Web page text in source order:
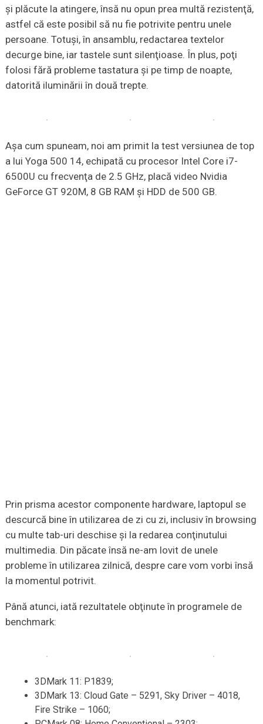
şi plăcute la atingere, însă nu opun prea multă rezistenţă,
astfel că este posibil să nu fie potrivite pentru unele
persoane. Totuşi, în ansamblu, redactarea textelor
decurge bine, iar tastele sunt silenţioase. În plus, poţi
folosi fără probleme tastatura şi pe timp de noapte,
datorită iluminării în două trepte.
Aşa cum spuneam, noi am primit la test versiunea de top
a lui Yoga 500 14, echipată cu procesor Intel Core i7-
6500U cu frecvenţa de 2.5 GHz, placă video Nvidia
GeForce GT 920M, 8 GB RAM şi HDD de 500 GB.
Prin prisma acestor componente hardware, laptopul se
descurcă bine în utilizarea de zi cu zi, inclusiv în browsing
cu multe tab-uri deschise şi la redarea conţinutului
multimedia. Din păcate însă ne-am lovit de unele
probleme în utilizarea zilnică, despre care vom vorbi însă
la momentul potrivit.
Până atunci, iată rezultatele obţinute în programele de
benchmark:
3DMark 11: P1839;
3DMark 13: Cloud Gate – 5291, Sky Driver – 4018,
Fire Strike – 1060;